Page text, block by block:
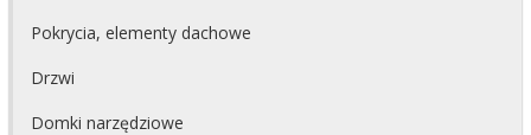
Pokrycia, elementy dachowe
Drzwi
Domki narzędziowe